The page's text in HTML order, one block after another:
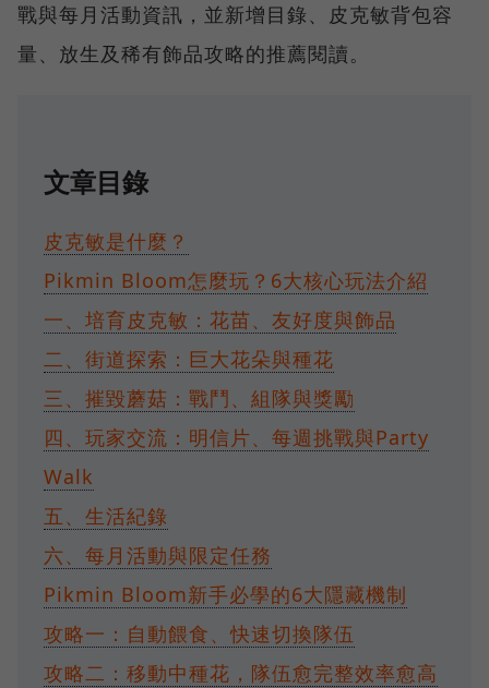
戰與每月活動資訊，並新增目錄、皮克敏背包容
量、放生及稀有飾品攻略的推薦閱讀。
文章目錄
皮克敏是什麼？
Pikmin Bloom怎麼玩？6大核心玩法介紹
一、培育皮克敏：花苗、友好度與飾品
二、街道探索：巨大花朵與種花
三、摧毀蘑菇：戰鬥、組隊與獎勵
四、玩家交流：明信片、每週挑戰與Party
Walk
五、生活紀錄
六、每月活動與限定任務
Pikmin Bloom新手必學的6大隱藏機制
攻略一：自動餵食、快速切換隊伍
攻略二：移動中種花，隊伍愈完整效率愈高